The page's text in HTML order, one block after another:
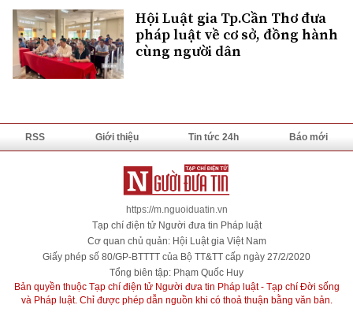
Hội Luật gia Tp.Cần Thơ đưa
pháp luật về cơ sở, đồng hành
cùng người dân
RSS Giới thiệu Tin tức 24h Báo mới
https://m.nguoiduatin.vn
Tạp chí điện tử Người đưa tin Pháp luật
Cơ quan chủ quản: Hội Luật gia Việt Nam
Giấy phép số 80/GP-BTTTT của Bộ TT&TT cấp ngày 27/2/2020
Tổng biên tập: Phạm Quốc Huy
Bản quyền thuộc Tạp chí điện tử Người đưa tin Pháp luật - Tạp chí Đời sống
và Pháp luật. Chỉ được phép dẫn nguồn khi có thoả thuận bằng văn bản.